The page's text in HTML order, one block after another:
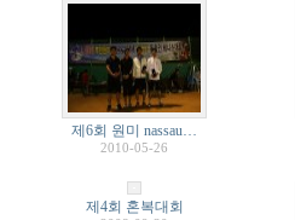
제6회 원미 nassau…
2010-05-26
제4회 혼복대회